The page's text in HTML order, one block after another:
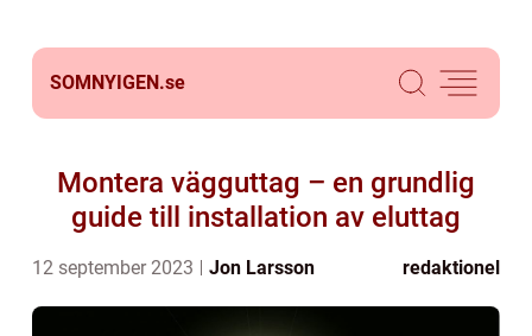
SOMNYIGEN.se
Montera vägguttag – en grundlig
guide till installation av eluttag
12 september 2023 Jon Larsson redaktionel